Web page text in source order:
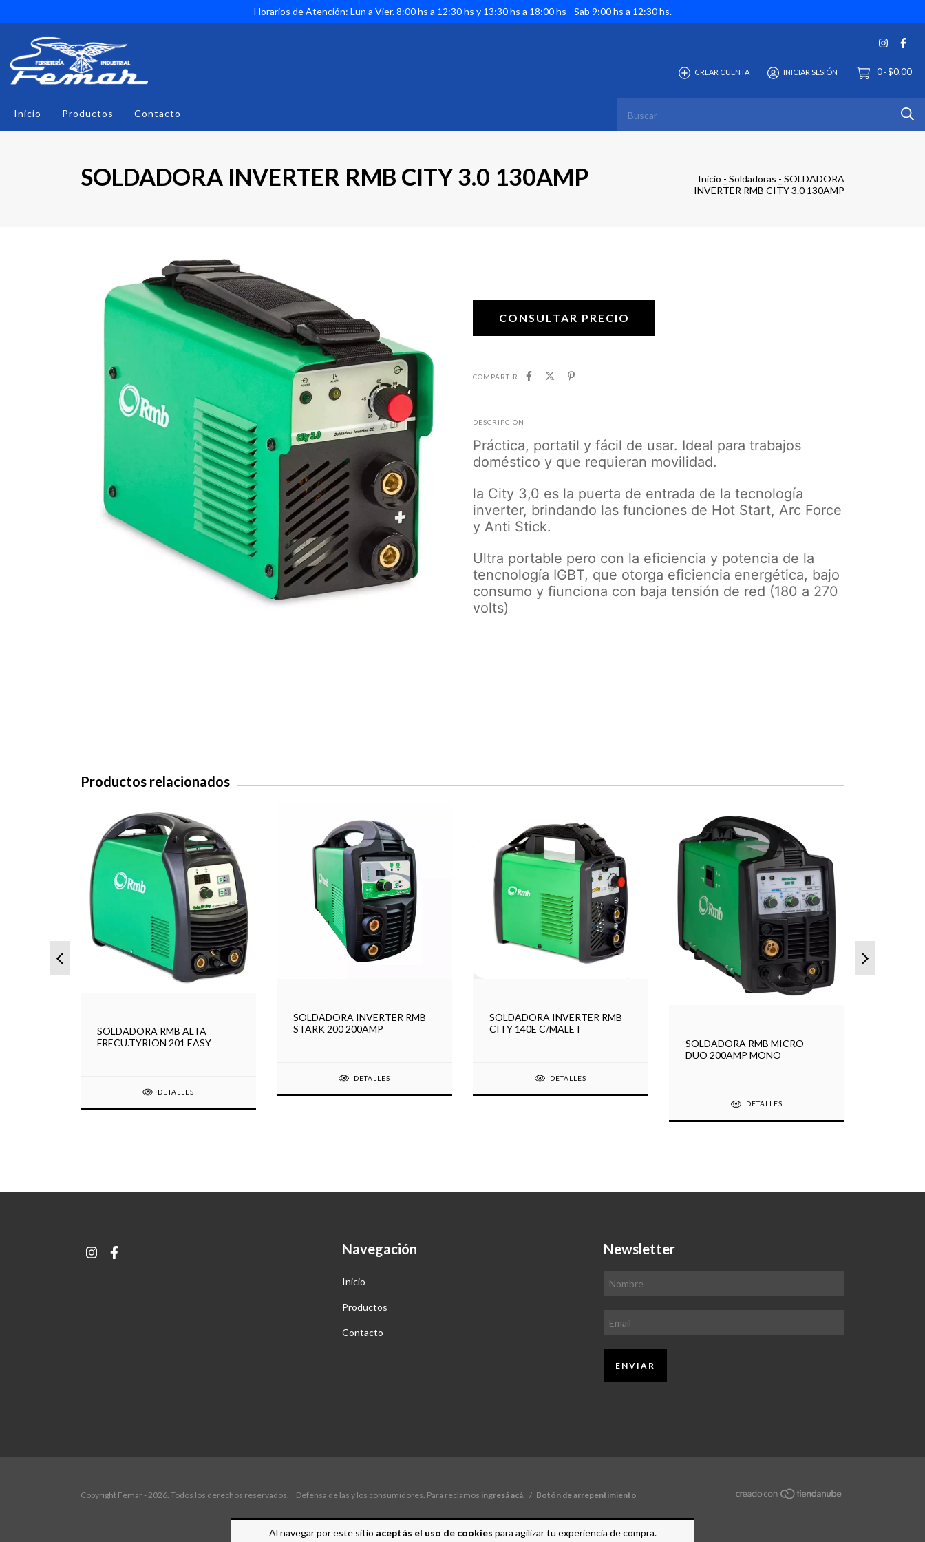
Horarios de Atención: Lun a Vier. 8:00 hs a 12:30 hs y 13:30 hs a 18:00 hs - Sab 9:00 hs a 12:30 hs.
CREAR CUENTA INICIAR SESIÓN 0-$0,00
Inicio Productos Contacto
Al navegar por este sitio aceptás el uso de cookies para agilizar tu experiencia de compra.
SOLDADORA INVERTER RMB CITY 3.0 130AMP Inicio - Soldadoras - SOLDADORA
INVERTER RMB CITY 3.0 130AMP
COMPARTIR
DESCRIPCIÓN
Práctica, portatil y fácil de usar. Ideal para trabajos
doméstico y que requieran movilidad.
la City 3,0 es la puerta de entrada de la tecnología
inverter, brindando las funciones de Hot Start, Arc Force
y Anti Stick.
Ultra portable pero con la eficiencia y potencia de la
tencnología IGBT, que otorga eficiencia energética, bajo
consumo y fiunciona con baja tensión de red (180 a 270
volts)
Productos relacionados
SOLDADORA RMB ALTA
FRECU.TYRION 201 EASY
DETALLES
SOLDADORA INVERTER RMB
STARK 200 200AMP
DETALLES
SOLDADORA INVERTER RMB
CITY 140E C/MALET
DETALLES
SOLDADORA RMB MICRO-
DUO 200AMP MONO
DETALLES
Navegación
Inicio
Productos
Contacto
Newsletter
Copyright Femar - 2026. Todos los derechos reservados. Defensa de las y los consumidores. Para reclamos ingresá acá. / Botón de arrepentimiento